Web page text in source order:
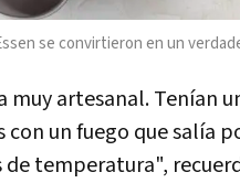
se convirtieron en un
muy artesanal. Tenían
un fuego que salía
de temperatura",